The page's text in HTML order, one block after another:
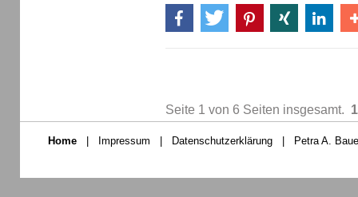
Seite 1 von 6 Seiten insgesamt. 1
Home | Impressum | Datenschutzerklärung | Petra A.